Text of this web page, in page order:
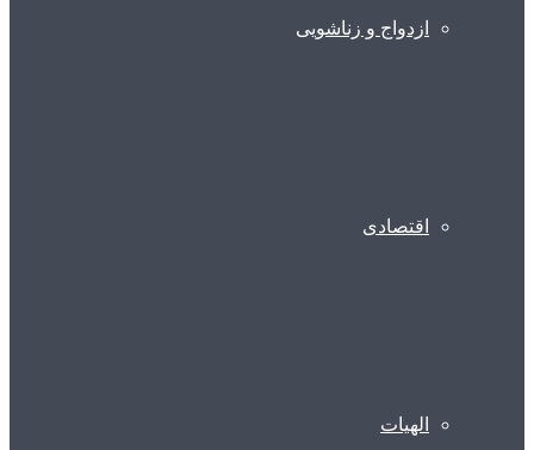
ازدواج و زناشویی
اقتصادی
الهیات